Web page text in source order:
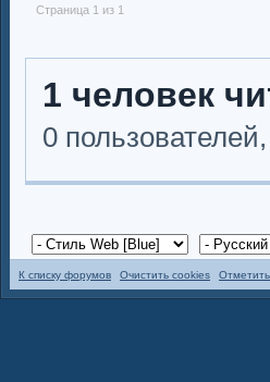
Страница 1 из 1
1 человек
0
К списку форумов Очистить cookies